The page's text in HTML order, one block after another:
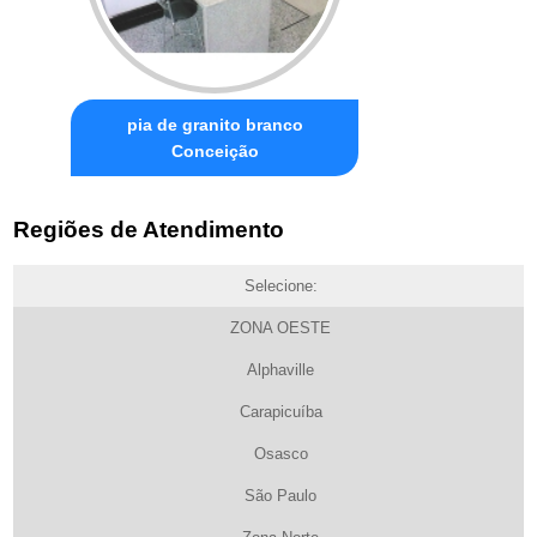
pia de granito branco
Conceição
Regiões de Atendimento
Selecione:
ZONA OESTE
Alphaville
Carapicuíba
Osasco
São Paulo